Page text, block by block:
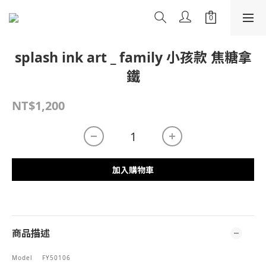
splash ink art _ family 小孩款 焦糖拿
鐵
NT$1,200
加入購物車
商品描述
Model FY50106